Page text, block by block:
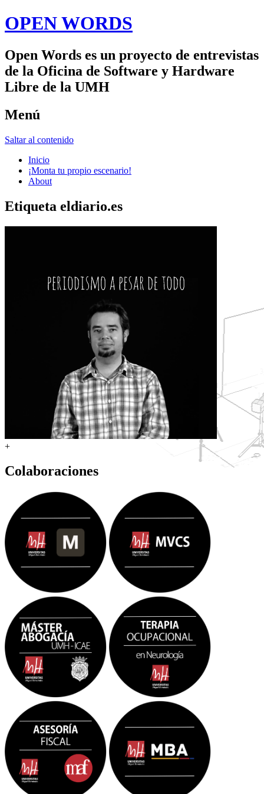
OPEN WORDS
Open Words es un proyecto de entrevistas
de la Oficina de Software y Hardware
Libre de la UMH
Menú
Saltar al contenido
Inicio
¡Monta tu propio escenario!
About
Etiqueta eldiario.es
+
Colaboraciones